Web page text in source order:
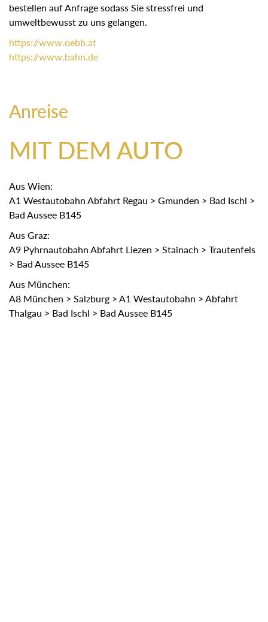
bestellen auf Anfrage sodass Sie stressfrei und
umweltbewusst zu uns gelangen.
https://www.oebb.at
https://www.bahn.de
Anreise
MIT DEM AUTO
Aus Wien:
A1 Westautobahn Abfahrt Regau > Gmunden > Bad Ischl >
Bad Aussee B145
Aus Graz:
A9 Pyhrnautobahn Abfahrt Liezen > Stainach > Trautenfels
> Bad Aussee B145
Aus München:
A8 München > Salzburg > A1 Westautobahn > Abfahrt
Thalgau > Bad Ischl > Bad Aussee B145